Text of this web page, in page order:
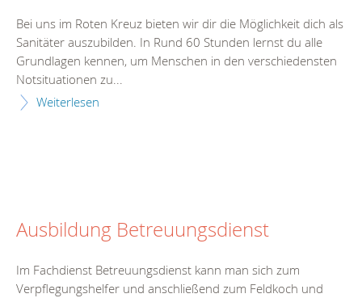
Bei uns im Roten Kreuz bieten wir dir die Möglichkeit dich als
Sanitäter auszubilden. In Rund 60 Stunden lernst du alle
Grundlagen kennen, um Menschen in den verschiedensten
Notsituationen zu...
Weiterlesen
Ausbildung Betreuungsdienst
Im Fachdienst Betreuungsdienst kann man sich zum
Verpflegungshelfer und anschließend zum Feldkoch und